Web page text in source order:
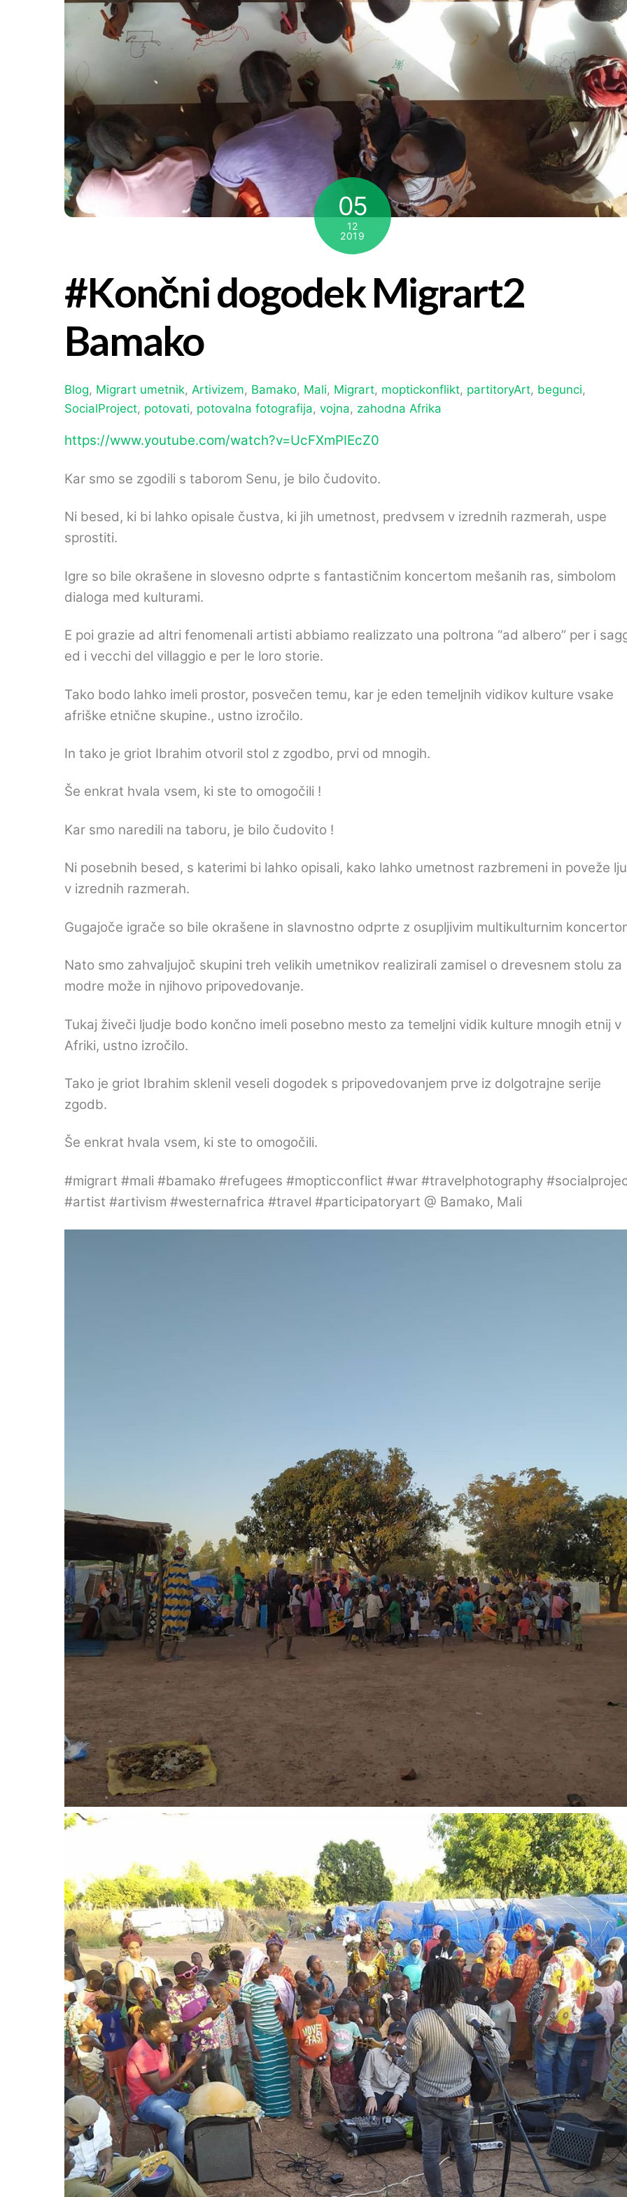
05
12
2019
#Končni dogodek Migrart2
Bamako
Blog, Migrart umetnik, Artivizem, Bamako, Mali, Migrart, moptickonflikt, partitoryArt, begunci,
SocialProject, potovati, potovalna fotografija, vojna, zahodna Afrika
https://www.youtube.com/watch?v=UcFXmPIEcZ0
Kar smo se zgodili s taborom Senu, je bilo čudovito.
Ni besed, ki bi lahko opisale čustva, ki jih umetnost, predvsem v izrednih razmerah, uspe
sprostiti.
Igre so bile okrašene in slovesno odprte s fantastičnim koncertom mešanih ras, simbolom
dialoga med kulturami.
E poi grazie ad altri fenomenali artisti abbiamo realizzato una poltrona “ad albero” per i
ed i vecchi del villaggio e per le loro storie.
Tako bodo lahko imeli prostor, posvečen temu, kar je eden temeljnih vidikov kulture vsake
afriške etnične skupine., ustno izročilo.
In tako je griot Ibrahim otvoril stol z zgodbo, prvi od mnogih.
Še enkrat hvala vsem, ki ste to omogočili !
Kar smo naredili na taboru, je bilo čudovito !
Ni posebnih besed, s katerimi bi lahko opisali, kako lahko umetnost razbremeni in poveže
v izrednih razmerah.
Gugajoče igrače so bile okrašene in slavnostno odprte z osupljivim multikulturnim
Nato smo zahvaljujoč skupini treh velikih umetnikov realizirali zamisel o drevesnem stolu za
modre može in njihovo pripovedovanje.
Tukaj živeči ljudje bodo končno imeli posebno mesto za temeljni vidik kulture mnogih etnij v
Afriki, ustno izročilo.
Tako je griot Ibrahim sklenil veseli dogodek s pripovedovanjem prve iz dolgotrajne serije
zgodb.
Še enkrat hvala vsem, ki ste to omogočili.
#migrart #mali #bamako #refugees #mopticconflict #war #travelphotography
#artist #artivism #westernafrica #travel #participatoryart @ Bamako, Mali